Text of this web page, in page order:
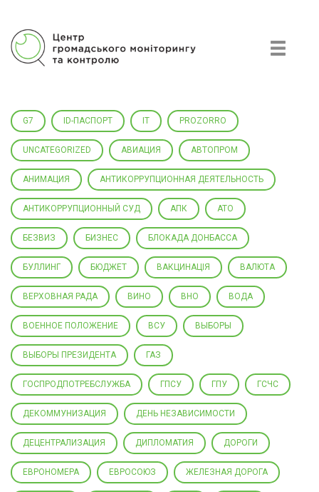
G7 ID-ПАСПОРТ IT PROZORRO
UNCATEGORIZED АВИАЦИЯ АВТОПРОМ
АНИМАЦИЯ АНТИКОРРУПЦИОННАЯ ДЕЯТЕЛЬНОСТЬ
АНТИКОРРУПЦИОННЫЙ СУД АПК АТО
БЕЗВИЗ БИЗНЕС БЛОКАДА ДОНБАССА
БУЛЛИНГ БЮДЖЕТ ВАКЦИНАЦІЯ ВАЛЮТА
ВЕРХОВНАЯ РАДА ВИНО ВНО ВОДА
ВОЕННОЕ ПОЛОЖЕНИЕ ВСУ ВЫБОРЫ
ВЫБОРЫ ПРЕЗИДЕНТА ГАЗ
ГОСПРОДПОТРЕБСЛУЖБА ГПСУ ГПУ ГСЧС
ДЕКОММУНИЗАЦИЯ ДЕНЬ НЕЗАВИСИМОСТИ
ДЕЦЕНТРАЛИЗАЦИЯ ДИПЛОМАТИЯ ДОРОГИ
ЕВРОНОМЕРА ЕВРОСОЮЗ ЖЕЛЕЗНАЯ ДОРОГА